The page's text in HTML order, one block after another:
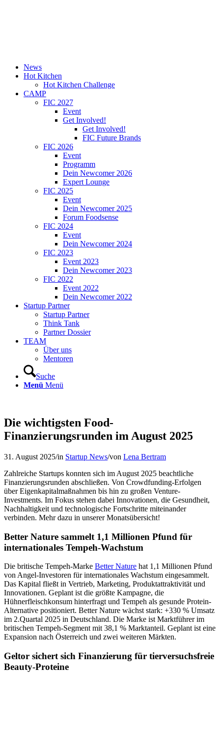
News
Hot Kitchen
Hot Kitchen Challenge
CAMP
FIC 2027
Event
Get Involved!
Get Involved!
FIC Future Brands
FIC 2026
Event
Programm
Dein Newcomer 2026
Expert Lounge
FIC 2025
Event
Dein Newcomer 2025
Forum Foodsense
FIC 2024
Event
Dein Newcomer 2024
FIC 2023
Event 2023
Dein Newcomer 2023
FIC 2022
Event 2022
Dein Newcomer 2022
Startup Partner
Startup Partner
Think Tank
Partner Dossier
TEAM
Über uns
Mentoren
Suche
Menü Menü
Die wichtigsten Food-
Finanzierungsrunden im August 2025
31. August 2025/in Startup News/von Lena Bertram
Zahlreiche Startups konnten sich im August 2025 beachtliche
Finanzierungsrunden abschließen. Von Crowdfunding-Erfolgen
über Eigenkapitalmaßnahmen bis hin zu großen Venture-
Investments. Im Fokus stehen dabei Innovationen, die Gesundheit,
Nachhaltigkeit und technologische Fortschritte miteinander
verbinden. Mehr dazu in unserer Monatsübersicht!
Better Nature sammelt 1,1 Millionen Pfund für
internationales Tempeh-Wachstum
Die britische Tempeh-Marke Better Nature hat 1,1 Millionen Pfund
von Angel-Investoren für internationales Wachstum eingesammelt.
Das Kapital fließt in Vertrieb, Marketing, Produktattraktivität und
Innovationen. Geplant ist die größte Kampagne, die
Hühnerfleischkonsum hinterfragt und Tempeh als gesunde Protein-
Alternative positioniert. Better Nature wächst stark: +330 % Umsatz
im 2.Quartal 2025 in Deutschland. Die Marke ist Marktführer im
britischen Tempeh-Segment mit 38,1 % Marktanteil. Geplant ist eine
Expansion nach Österreich und zwei weiteren Märkten.
Geltor sichert sich Finanzierung für tierversuchsfreie
Beauty-Proteine